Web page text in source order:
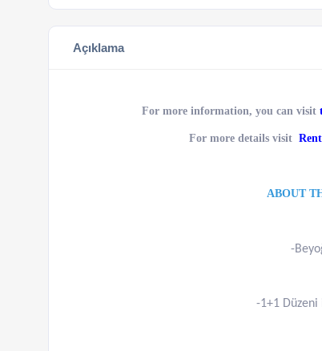
Açıklama
For more information, you can visit
For more details visit
ABOUT
-
-1+1 Düzeni